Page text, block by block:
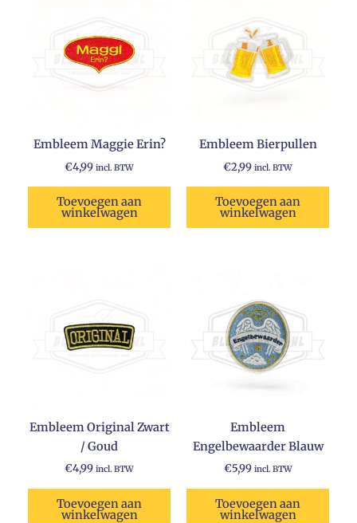
Embleem Maggie Erin?
€4,99 incl. BTW
Toevoegen aan
winkelwagen
Embleem Bierpullen
€2,99 incl. BTW
Toevoegen aan
winkelwagen
Embleem Original Zwart
/ Goud
€4,99 incl. BTW
Toevoegen aan
winkelwagen
Embleem
Engelbewaarder Blauw
€5,99 incl. BTW
Toevoegen aan
winkelwagen